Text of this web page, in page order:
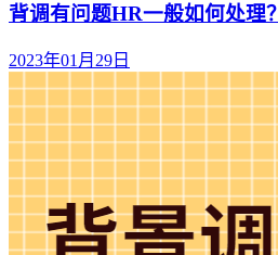
背调有问题HR一般如何处理？
2023年01月29日